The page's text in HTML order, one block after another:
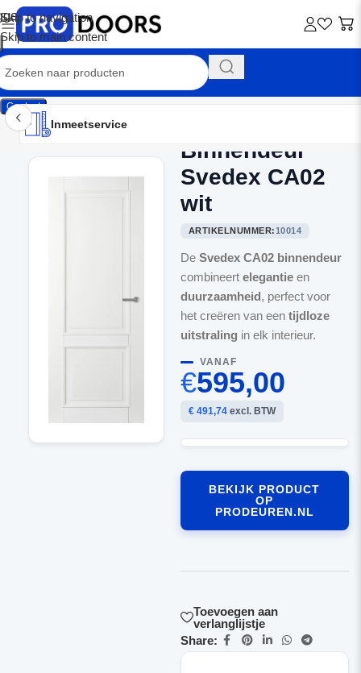
Skip to navigation
Skip to main content
Contact
Inmeetservice
Montageservice
Advies op maat
Showroom
Inmeetservice
Binnendeur
Svedex CA02
wit
ARTIKELNUMMER:10014
De Svedex CA02 binnendeur
combineert elegantieen
duurzaamheid, perfect voor
het creëren van een tijdloze
uitstraling in elk interieur.
VANAF
€595,00
€ 491,74excl. BTW
BEKIJK PRODUCT
OP
PRODEUREN.NL
Toevoegen aan
verlanglijstje
Share: